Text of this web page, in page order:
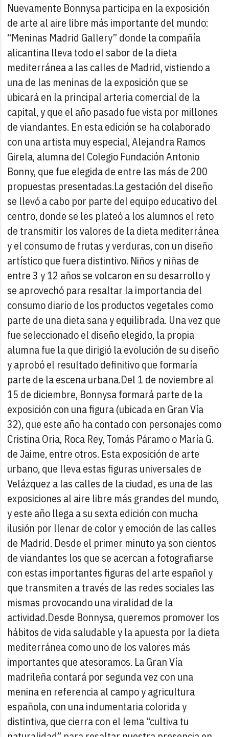
Nuevamente Bonnysa participa en la exposición
de arte al aire libre más importante del mundo:
“Meninas Madrid Gallery” donde la compañía
alicantina lleva todo el sabor de la dieta
mediterránea a las calles de Madrid, vistiendo a
una de las meninas de la exposición que se
ubicará en la principal arteria comercial de la
capital, y que el año pasado fue vista por millones
de viandantes. En esta edición se ha colaborado
con una artista muy especial, Alejandra Ramos
Girela, alumna del Colegio Fundación Antonio
Bonny, que fue elegida de entre las más de 200
propuestas presentadas.La gestación del diseño
se llevó a cabo por parte del equipo educativo del
centro, donde se les plateó a los alumnos el reto
de transmitir los valores de la dieta mediterránea
y el consumo de frutas y verduras, con un diseño
artístico que fuera distintivo. Niños y niñas de
entre 3 y 12 años se volcaron en su desarrollo y
se aprovechó para resaltar la importancia del
consumo diario de los productos vegetales como
parte de una dieta sana y equilibrada. Una vez que
fue seleccionado el diseño elegido, la propia
alumna fue la que dirigió la evolución de su diseño
y aprobó el resultado definitivo que formaría
parte de la escena urbana.Del 1 de noviembre al
15 de diciembre, Bonnysa formará parte de la
exposición con una figura (ubicada en Gran Vía
32), que este año ha contado con personajes como
Cristina Oria, Roca Rey, Tomás Páramo o María G.
de Jaime, entre otros. Esta exposición de arte
urbano, que lleva estas figuras universales de
Velázquez a las calles de la ciudad, es una de las
exposiciones al aire libre más grandes del mundo,
y este año llega a su sexta edición con mucha
ilusión por llenar de color y emoción de las calles
de Madrid. Desde el primer minuto ya son cientos
de viandantes los que se acercan a fotografiarse
con estas importantes figuras del arte español y
que transmiten a través de las redes sociales las
mismas provocando una viralidad de la
actividad.Desde Bonnysa, queremos promover los
hábitos de vida saludable y la apuesta por la dieta
mediterránea como uno de los valores más
importantes que atesoramos. La Gran Vía
madrileña contará por segunda vez con una
menina en referencia al campo y agricultura
española, con una indumentaria colorida y
distintiva, que cierra con el lema “cultiva tu